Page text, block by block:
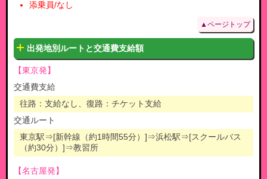
添乗員/なし
▲ページトップ
出発地別ルートと交通費支給額
【東京発】
交通費支給
往路：支給なし、復路：チケット支給
交通ルート
東京駅 ⇒[新幹線（約1時間55分）]⇒浜松駅 ⇒[スクールバス
（約30分）]⇒教習所
【名古屋発】